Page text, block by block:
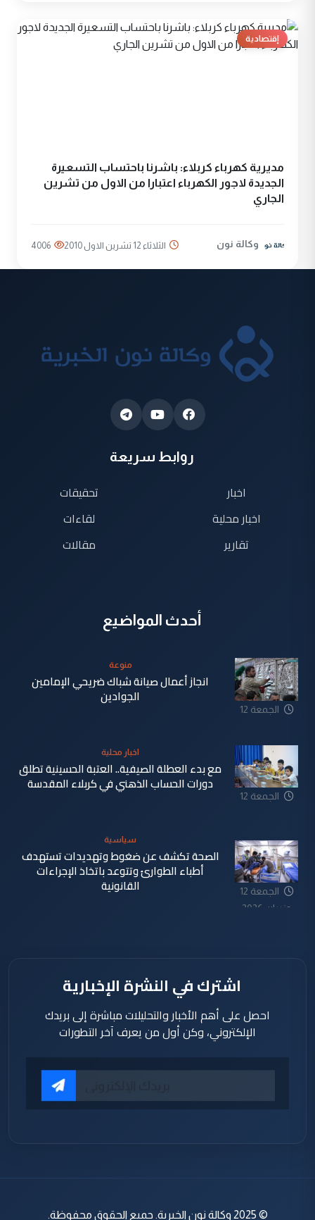
إقتصادية
مديرية كهرباء كربلاء: باشرنا باحتساب التسعيرة
الجديدة لاجور الكهرباء اعتبارا من الاول من تشرين
الجاري
وكالة نون الثلاثاء 12 تشرين الاول 2010 4006
روابط سريعة
اخبار
اخبار محلية
تقارير
تحقيقات
لقاءات
مقالات
أحدث المواضيع
الجمعة 12
منوعة
انجاز أعمال صيانة شباك ضريحي الإمامين
الجوادين
الجمعة 12
اخبار محلية
مع بدء العطلة الصيفية.. العتبة الحسينية تطلق
دورات الحساب الذهني في كربلاء المقدسة
الجمعة 12
حزيران 2026
سياسية
الصحة تكشف عن ضغوط وتهديدات تستهدف
أطباء الطوارئ وتتوعد باتخاذ الإجراءات
القانونية
اشترك في النشرة الإخبارية
احصل على أهم الأخبار والتحليلات مباشرة إلى بريدك
الإلكتروني، وكن أول من يعرف آخر التطورات
© 2025 وكالة نون الخبرية. جميع الحقوق محفوظة.